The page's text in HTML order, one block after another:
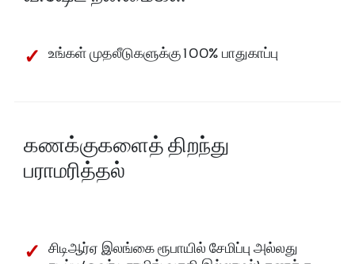
உங்கள் முதலீடுகளுக்கு 100% பாதுகாப்பு
கணக்குகளைத் திறந்து
பராமரித்தல்
சிடிஆர்ஏ இலங்கை ரூபாயில் சேமிப்பு அல்லது